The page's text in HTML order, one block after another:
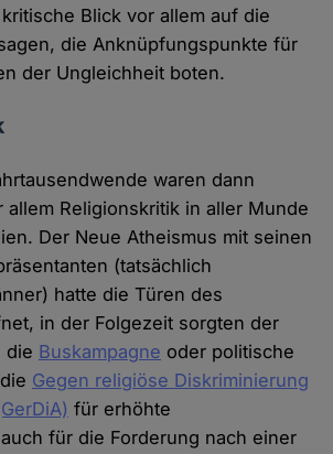
Blick vor allem auf die
die Anknüpfungspunkte für
der Ungleichheit boten.
waren dann
Religionskritik in aller Munde
Der Neue Atheismus mit seinen
(tatsächlich
hatte die Türen des
in der Folgezeit sorgten der
die Buskampagne oder politische
Gegen religiöse Diskriminierung
für erhöhte
für die Forderung nach einer